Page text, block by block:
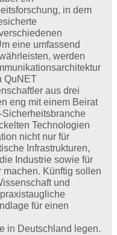
in dem
eine umfassend
werden
QuNET
aus drei
eng mit einem Beirat
Technologien
nicht nur für
Infrastrukturen,
Industrie sowie für
machen. Künftig sollen
und
für einen
in Deutschland legen.